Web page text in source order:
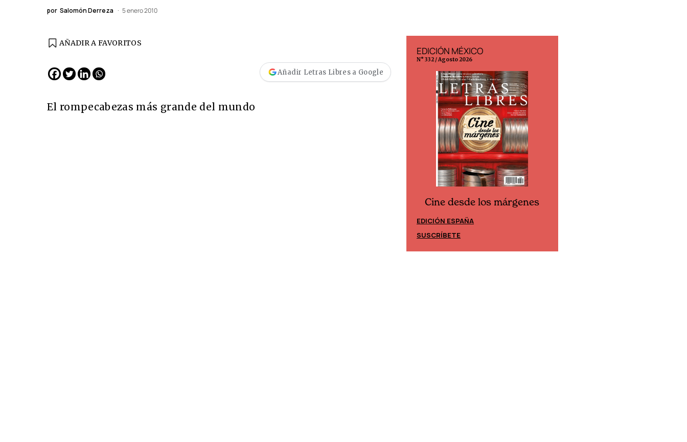
por Salomón Derreza 5 enero 2010
AÑADIR A FAVORITOS
Añadir Letras Libres a Google
El rompecabezas más grande del mundo
EDICIÓN MÉXICO
N° 332 / Agosto 2026
Cine desde los márgenes
EDICIÓN ESPAÑA
SUSCRÍBETE